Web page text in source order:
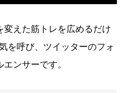
変えた筋トレを広めるだけ
を呼び、ツイッターのフォ
ンサーです。